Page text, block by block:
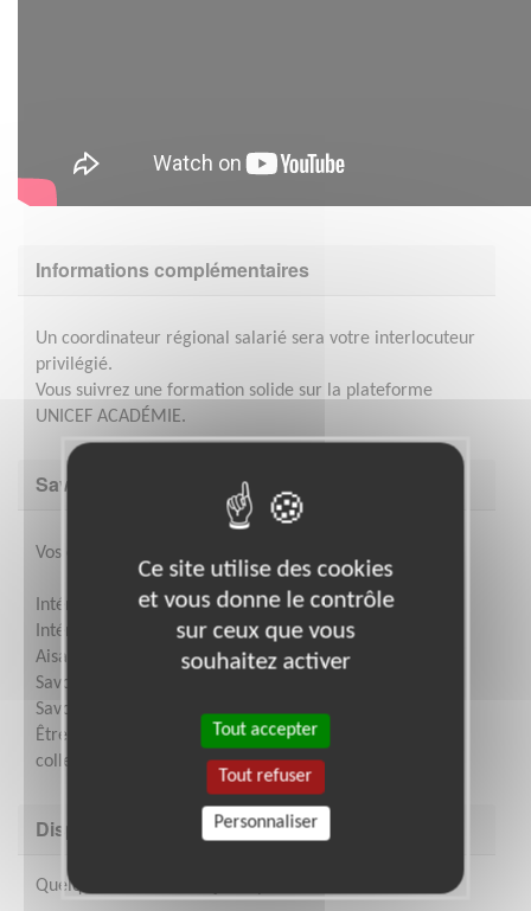
Informations complémentaires
Un coordinateur régional salarié sera votre interlocuteur
privilégié.
Vous suivrez une formation solide sur la plateforme
UNICEF ACADÉMIE.
Savoir être & compétences
Vos compétences, vos qualités utiles :
Intérêt pour les missions/projets UNICEF
Intérêt pour des sujets très divers et l'actualité
Aisance en expression orale et écrite
Savoir écouter, faire preuve d’empathie
Savoir mobiliser, fédérer, s’entourer, déléguer, décider
Être autonome tout en développant l'intelligence
collective
Disponibilité demandée
Quelques heures à 2/3 jours par semaine
Ce site utilise des cookies
et vous donne le contrôle
sur ceux que vous
souhaitez activer
Tout accepter
Tout refuser
Personnaliser